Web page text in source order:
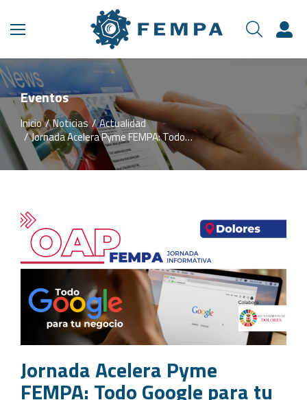
Eventos
Estás aquí:
Inicio Noticias
Actualidad
Jornada Acelera Pyme FEMPA: Todo…
Jornada Acelera Pyme
FEMPA: Todo Google para tu